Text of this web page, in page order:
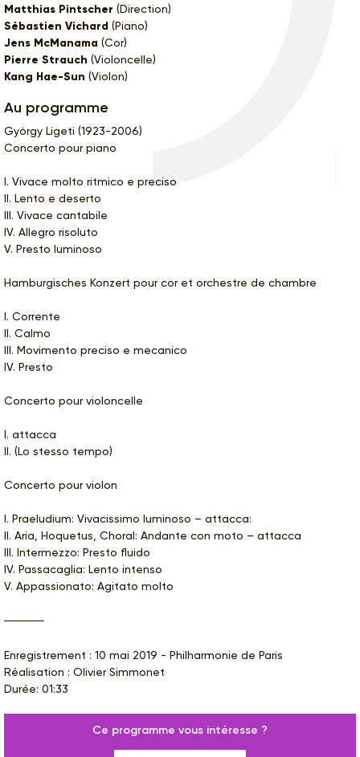
Matthias Pintscher (Direction)
Sébastien Vichard (Piano)
Jens McManama (Cor)
Pierre Strauch (Violoncelle)
Kang Hae-Sun (Violon)
Au programme
György Ligeti (1923-2006)
Concerto pour piano
I. Vivace molto ritmico e preciso
II. Lento e deserto
III. Vivace cantabile
IV. Allegro risoluto
V. Presto luminoso
Hamburgisches Konzert pour cor et orchestre de chambre
I. Corrente
II. Calmo
III. Movimento preciso e mecanico
IV. Presto
Concerto pour violoncelle
I. attacca
II. (Lo stesso tempo)
Concerto pour violon
I. Praeludium: Vivacissimo luminoso – attacca:
II. Aria, Hoquetus, Choral: Andante con moto – attacca
III. Intermezzo: Presto fluido
IV. Passacaglia: Lento intenso
V. Appassionato: Agitato molto
Enregistrement : 10 mai 2019 - Philharmonie de Paris
Réalisation : Olivier Simmonet
Durée: 01:33
Ce programme vous intéresse ?